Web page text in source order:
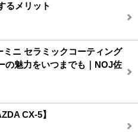
るメリット
ミニ セラミックコーティング
の魅力をいつまでも｜NOJ佐
CX-5】